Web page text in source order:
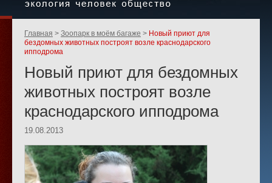
«ЭКО-КУБАНЬ»
Родительские
страницы:
Главная Зоопарк в моём багаже
Новый приют для
бездомных животных построят возле краснодарского
ипподрома
Новый приют для бездомных
животных построят возле
краснодарского ипподрома
19.08.2013